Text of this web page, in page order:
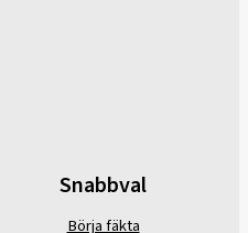
Snabbval
Börja fäkta